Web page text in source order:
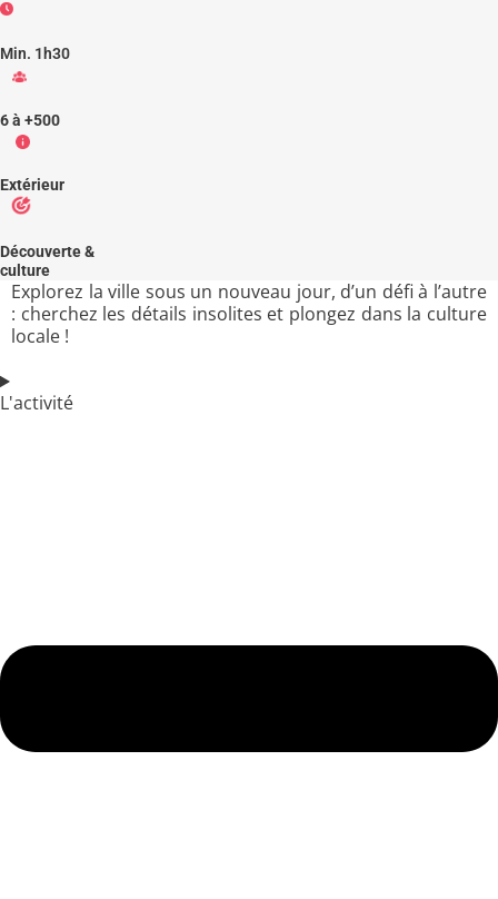
Min. 1h30
6 à +500
Extérieur
Découverte &
culture
Explorez la ville sous un nouveau jour, d’un défi à l’autre
: cherchez les détails insolites et plongez dans la culture
locale !
L'activité